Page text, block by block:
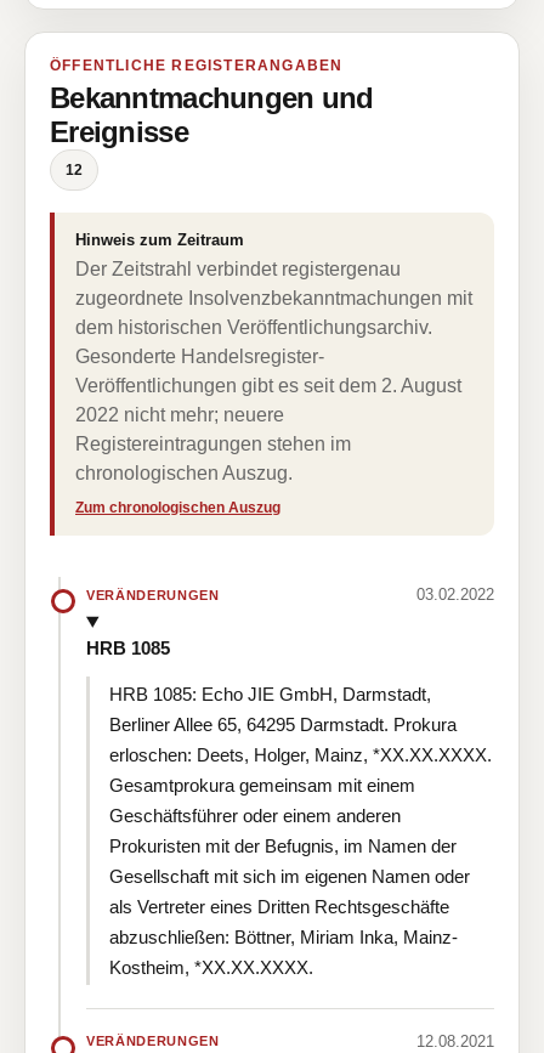
ÖFFENTLICHE REGISTERANGABEN
Bekanntmachungen und
Ereignisse
12
Hinweis zum Zeitraum
Der Zeitstrahl verbindet registergenau
zugeordnete Insolvenzbekanntmachungen mit
dem historischen Veröffentlichungsarchiv.
Gesonderte Handelsregister-
Veröffentlichungen gibt es seit dem 2. August
2022 nicht mehr; neuere
Registereintragungen stehen im
chronologischen Auszug.
Zum chronologischen Auszug
VERÄNDERUNGEN 03.02.2022
HRB 1085
HRB 1085: Echo JIE GmbH, Darmstadt,
Berliner Allee 65, 64295 Darmstadt. Prokura
erloschen: Deets, Holger, Mainz, *XX.XX.XXXX.
Gesamtprokura gemeinsam mit einem
Geschäftsführer oder einem anderen
Prokuristen mit der Befugnis, im Namen der
Gesellschaft mit sich im eigenen Namen oder
als Vertreter eines Dritten Rechtsgeschäfte
abzuschließen: Böttner, Miriam Inka, Mainz-
Kostheim, *XX.XX.XXXX.
VERÄNDERUNGEN 12.08.2021